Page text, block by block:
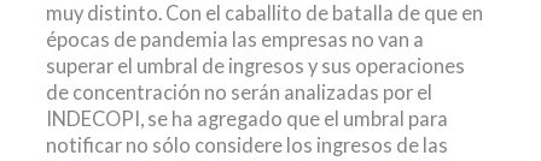
muy distinto. Con el caballito de batalla de que en
épocas de pandemia las empresas no van a
superar el umbral de ingresos y sus operaciones
de concentración no serán analizadas por el
INDECOPI, se ha agregado que el umbral para
notificar no sólo considere los ingresos de las